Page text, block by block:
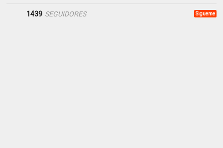
1439 SEGUIDORES Sigueme